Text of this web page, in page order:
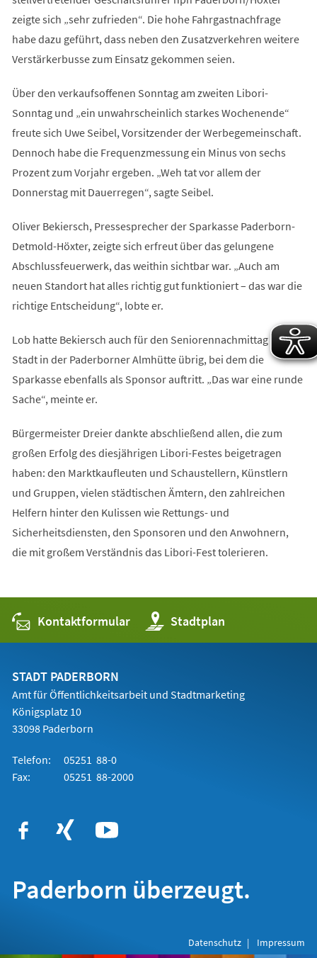
zeigte sich „sehr zufrieden“. Die hohe Fahrgastnachfrage
habe dazu geführt, dass neben den Zusatzverkehren weitere
Verstärkerbusse zum Einsatz gekommen seien.
Über den verkaufsoffenen Sonntag am zweiten Libori-
Sonntag und „ein unwahrscheinlich starkes Wochenende“
freute sich Uwe Seibel, Vorsitzender der Werbegemeinschaft.
Dennoch habe die Frequenzmessung ein Minus von sechs
Prozent zum Vorjahr ergeben. „Weh tat vor allem der
Donnerstag mit Dauerregen“, sagte Seibel.
Oliver Bekiersch, Pressesprecher der Sparkasse Paderborn-
Detmold-Höxter, zeigte sich erfreut über das gelungene
Abschlussfeuerwerk, das weithin sichtbar war. „Auch am
neuen Standort hat alles richtig gut funktioniert – das war die
richtige Entscheidung“, lobte er.
Lob hatte Bekiersch auch für den Seniorennachmittag der
Stadt in der Paderborner Almhütte übrig, bei dem die
Sparkasse ebenfalls als Sponsor auftritt. „Das war eine runde
Sache“, meinte er.
Bürgermeister Dreier dankte abschließend allen, die zum
großen Erfolg des diesjährigen Libori-Festes beigetragen
haben: den Marktkaufleuten und Schaustellern, Künstlern
und Gruppen, vielen städtischen Ämtern, den zahlreichen
Helfern hinter den Kulissen wie Rettungs- und
Sicherheitsdiensten, den Sponsoren und den Anwohnern,
die mit großem Verständnis das Libori-Fest tolerieren.
Kontaktformular Stadtplan
(Öffnet
in
einem
STADT PADERBORN
Amt für Öffentlichkeitsarbeit und Stadtmarketing
Königsplatz 10
33098 Paderborn
Telefon:
05251 88-0
Fax:
05251 88-2000
Paderborn überzeugt.
Datenschutz Impressum